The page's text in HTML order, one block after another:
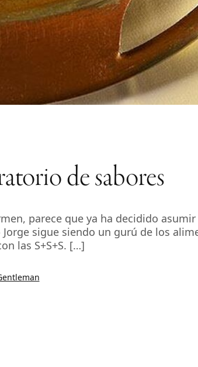
de sabores
parece que ya ha decidido
sigue siendo un gurú de los
las S+S+S. […]